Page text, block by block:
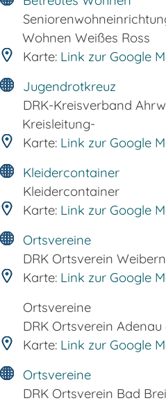
Wohnen Weißes Ross
Karte: Link zur Google
Jugendrotkreuz
DRK-Kreisverband
Kreisleitung-
Karte: Link zur Google
Kleidercontainer
Kleidercontainer
Karte: Link zur Google
Ortsvereine
DRK Ortsverein
Karte: Link zur Google
Ortsvereine
DRK Ortsverein Adenau
Karte: Link zur Google
Ortsvereine
DRK Ortsverein Bad